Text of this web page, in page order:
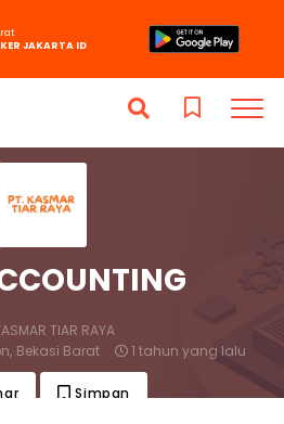
TIAR RAYA
Bekasi Barat 1 tahun yang lalu
Simpan
JAKARTA ID